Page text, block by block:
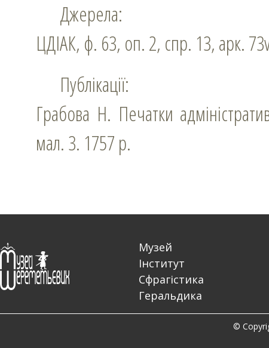
Джерела:
ЦДІАК, ф. 63, оп. 2, спр. 13, арк.
Публікації:
Грабова Н. Печатки
мал. 3. 1757 р.
Музей
Інститут
Сфрагістика
Геральдика
©